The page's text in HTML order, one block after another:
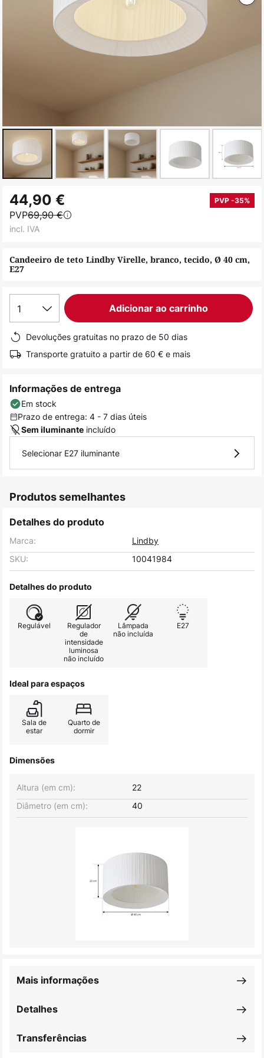
para
início
Galeria
de
imagens
Candeeiro de teto Lindby Virelle, branco, tecido, Ø 40 cm,
E27
44,90 € PVP -35%
PVP69,90 €
incl. IVA
1 Adicionar ao carrinho
Devoluções gratuitas no prazo de 50 dias
Transporte gratuito a partir de 60 € e mais
Informações de entrega
Em stock
Prazo de entrega: 4 - 7 dias úteis
Sem iluminante incluído
Selecionar E27 iluminante
Produtos semelhantes
Detalhes do produto
Marca:
Lindby
SKU:
10041984
Detalhes do produto
Regulável
Regulador
de
intensidade
luminosa
não incluído
Lâmpada
não incluída
E27
Ideal para espaços
Sala de
estar
Quarto de
dormir
Dimensões
Altura (em cm):
22
Diâmetro (em cm):
40
Detalhes
Mais informações
Transferências